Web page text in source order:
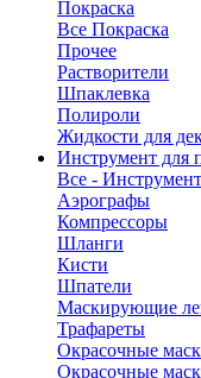
Покраска
Все Покраска
Прочее
Растворители
Шпаклевка
Полироли
Жидкости для
Инструмент для
Все -
Аэрографы
Компрессоры
Шланги
Кисти
Шпатели
Маскирующие
Трафареты
Окрасочные
Окрасочные